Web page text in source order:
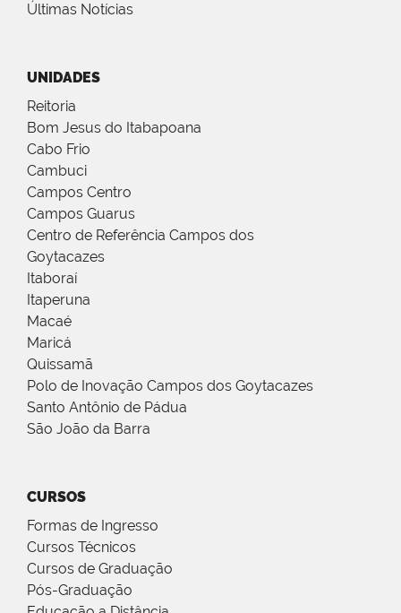
Últimas Notícias
UNIDADES
Reitoria
Bom Jesus do Itabapoana
Cabo Frio
Cambuci
Campos Centro
Campos Guarus
Centro de Referência Campos dos
Goytacazes
Itaboraí
Itaperuna
Macaé
Maricá
Quissamã
Polo de Inovação Campos dos Goytacazes
Santo Antônio de Pádua
São João da Barra
CURSOS
Formas de Ingresso
Cursos Técnicos
Cursos de Graduação
Pós-Graduação